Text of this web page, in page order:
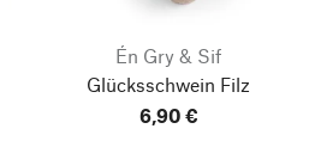
Én Gry & Sif
Glücksschwein Filz
6,90 €